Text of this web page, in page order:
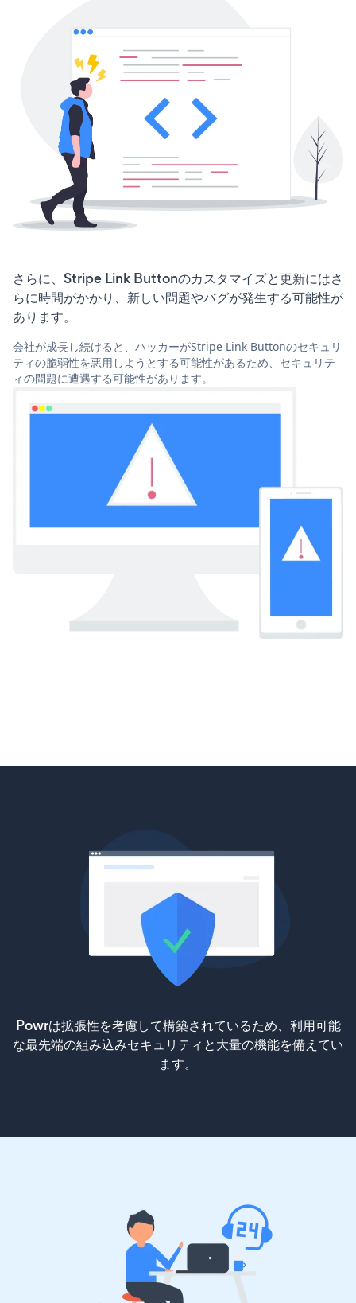
さらに、Stripe Link Buttonのカスタマイズと更新にはさ
らに時間がかかり、新しい問題やバグが発生する可能性が
あります。
会社が成長し続けると、ハッカーがStripe Link Buttonのセキュリ
ティの脆弱性を悪用しようとする可能性があるため、セキュリテ
ィの問題に遭遇する可能性があります。
Powrは拡張性を考慮して構築されているため、利用可能
な最先端の組み込みセキュリティと大量の機能を備えてい
ます。